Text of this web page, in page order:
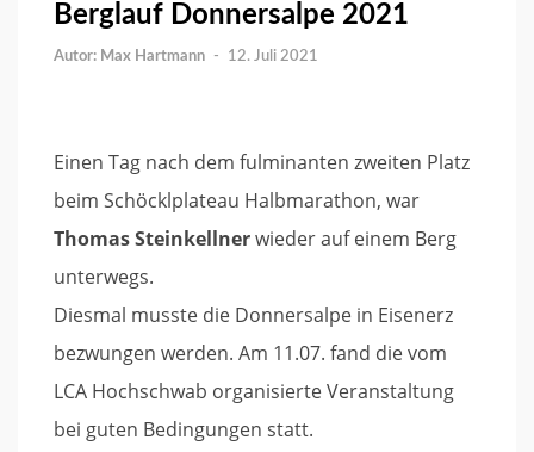
Berglauf Donnersalpe 2021
Max Hartmann - 12. Juli 2021
Einen Tag nach dem fulminanten zweiten Platz
beim Schöcklplateau Halbmarathon, war
Thomas Steinkellnerwieder auf einem Berg
unterwegs.
Diesmal musste die Donnersalpe in Eisenerz
bezwungen werden. Am 11.07. fand die vom
LCA Hochschwab organisierte Veranstaltung
bei guten Bedingungen statt.